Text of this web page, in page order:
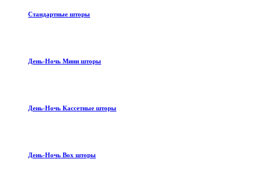
Стандартные шторы
День-Ночь Мини шторы
День-Ночь Кассетные шторы
День-Ночь Box шторы